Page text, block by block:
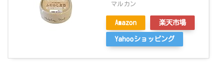
マルカン
Amazon 楽天市場
Yahooショッピング